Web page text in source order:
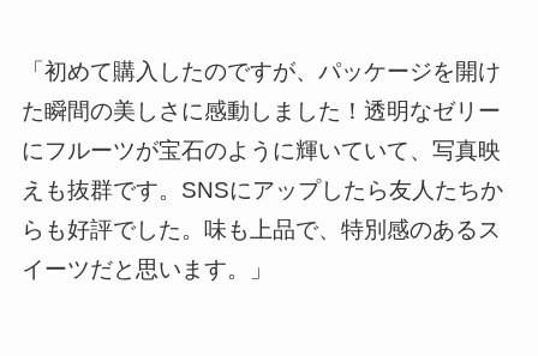
「初めて購入したのですが、パッケージを開け
た瞬間の美しさに感動しました！透明なゼリー
にフルーツが宝石のように輝いていて、写真映
えも抜群です。SNSにアップしたら友人たちか
らも好評でした。味も上品で、特別感のあるス
イーツだと思います。」